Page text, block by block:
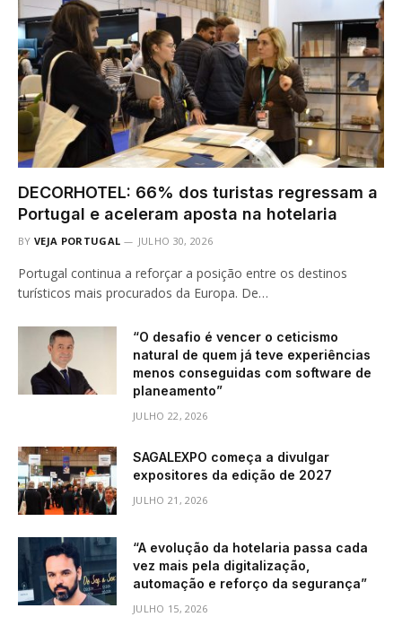
DECORHOTEL: 66% dos turistas regressam a
Portugal e aceleram aposta na hotelaria
BY VEJA PORTUGAL JULHO 30, 2026
Portugal continua a reforçar a posição entre os destinos
turísticos mais procurados da Europa. De…
“O desafio é vencer o ceticismo
natural de quem já teve experiências
menos conseguidas com software de
planeamento”
JULHO 22, 2026
SAGALEXPO começa a divulgar
expositores da edição de 2027
JULHO 21, 2026
“A evolução da hotelaria passa cada
vez mais pela digitalização,
automação e reforço da segurança”
JULHO 15, 2026